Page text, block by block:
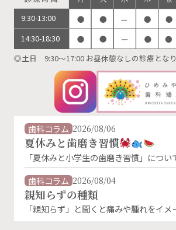
9:30-13:00
14:30-18:30
◎土日 9:30～17:00 お昼休憩なしの診療とな
歯科コラム 2026/08/06
夏休みと歯磨き習慣
「夏休みと小学生の歯磨き習慣」につい
り、生活リズムが変わることで、歯磨き
になります。特に朝の歯磨きは、「朝ご
ら」「外に出かけないから」といった理
るものです。 しかし、夏休み中でもむし
動しています。朝・晩しっかり磨くこと
歯科コラム 2026/08/04
親知らずの種類
「親知らず」と聞くと痛みや腫れをイメ